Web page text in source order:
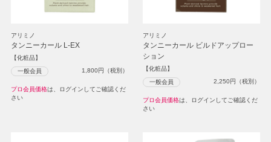
アリミノ
タンニーカール L-EX
【化粧品】
一般会員 1,800円（税別）
プロ会員価格は、ログインしてご確認くだ
さい
アリミノ
タンニーカール ビルドアップロー
ション
【化粧品】
一般会員 2,250円（税別）
プロ会員価格は、ログインしてご確認くだ
さい